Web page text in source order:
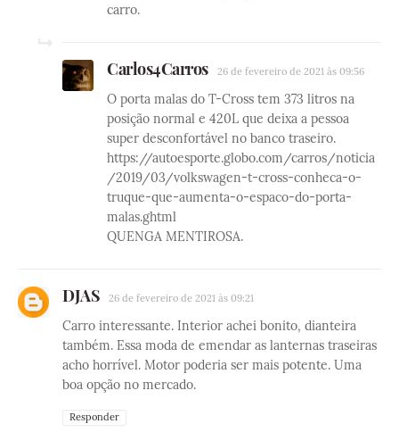
carro.
Carlos4Carros 26 de fevereiro de 2021 às 09:56
O porta malas do T-Cross tem 373 litros na
posição normal e 420L que deixa a pessoa
super desconfortável no banco traseiro.
https://autoesporte.globo.com/carros/noticia
/2019/03/volkswagen-t-cross-conheca-o-
truque-que-aumenta-o-espaco-do-porta-
malas.ghtml
QUENGA MENTIROSA.
DJAS 26 de fevereiro de 2021 às 09:21
Carro interessante. Interior achei bonito, dianteira
também. Essa moda de emendar as lanternas traseiras
acho horrível. Motor poderia ser mais potente. Uma
boa opção no mercado.
Responder